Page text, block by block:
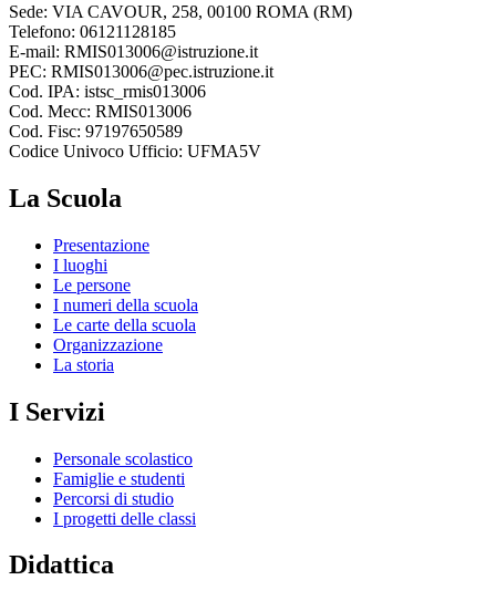
Sede: VIA CAVOUR, 258, 00100 ROMA (RM)
Telefono: 06121128185
E-mail: RMIS013006@istruzione.it
PEC: RMIS013006@pec.istruzione.it
Cod. IPA: istsc_rmis013006
Cod. Mecc: RMIS013006
Cod. Fisc: 97197650589
Codice Univoco Ufficio: UFMA5V
La Scuola
Presentazione
I luoghi
Le persone
I numeri della scuola
Le carte della scuola
Organizzazione
La storia
I Servizi
Personale scolastico
Famiglie e studenti
Percorsi di studio
I progetti delle classi
Didattica